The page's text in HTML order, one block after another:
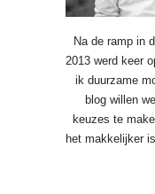
Na de ramp in
2013 werd keer
ik duurzame
blog willen
keuzes te
het makkelijker